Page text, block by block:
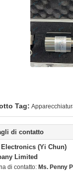
Tag:
di contatto
Electronics (Yi Chun)
Limited
di contatto: Ms. Penny